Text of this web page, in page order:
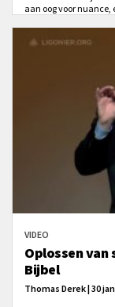
aan oog voor
VIDEO
Oplossen van
Bijbel
Thomas Derek | 30